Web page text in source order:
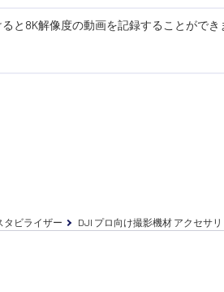
ると8K解像度の動画を記録することができ
タビライザー DJI プロ向け撮影機材 アクセサリ